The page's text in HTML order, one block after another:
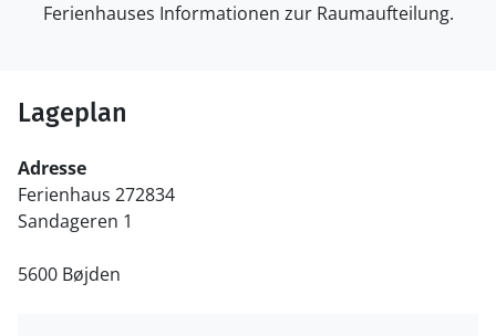
Ferienhauses Informationen zur Raumaufteilung.
Lageplan
Adresse
Ferienhaus 272834
Sandageren 1
5600 Bøjden